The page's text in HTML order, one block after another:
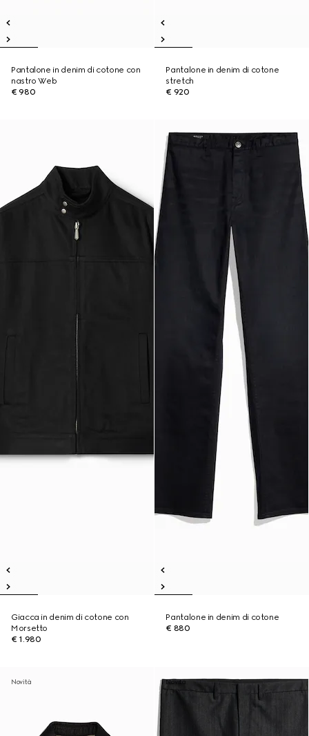
Pantalone in denim di cotone con
nastro Web
€ 980
Pantalone in denim di cotone
stretch
€ 920
Giacca in denim di cotone con
Morsetto
€ 1.980
Pantalone in denim di cotone
€ 880
Novità Novità